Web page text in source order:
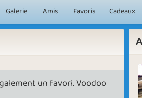
Galerie Amis Favoris Cadeaux
un favori. Voodoo